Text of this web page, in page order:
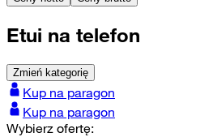
Etui na telefon
Zmień kategorię
Kup na paragon
Kup na paragon
Wybierz ofertę: